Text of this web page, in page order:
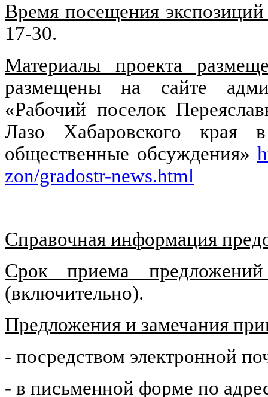
Время посещения экспозиций
17-30.
Материалы проекта
размещены на сайте
«Рабочий поселок
Лазо Хабаровского края
общественные обсуждения»
zon/gradostr-news.html
Справочная информация
Срок приема
(включительно).
Предложения и замечания
- посредством электронной
- в письменной форме по